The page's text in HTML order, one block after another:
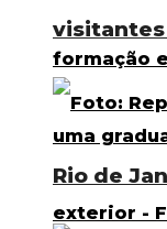
visitantes
Rio de